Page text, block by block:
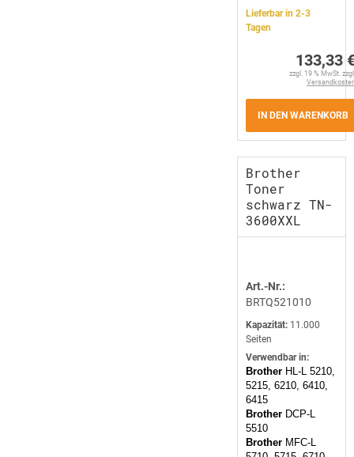
Lieferbar in 2-3
Tagen
133,33
zzgl. 19 % MwSt.
IN DEN WARENKORB
Brother
Toner
schwarz TN-
3600XXL
Art.-Nr.:
BRTQ521010
Kapazität: 11.000
Seiten
Verwendbar in:
Brother HL-L 5210,
5215, 6210, 6410,
6415
Brother DCP-L
5510
Brother MFC-L